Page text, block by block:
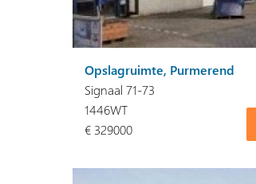
Opslagruimte, Purmerend
Signaal 71-73
1446WT
€ 329000